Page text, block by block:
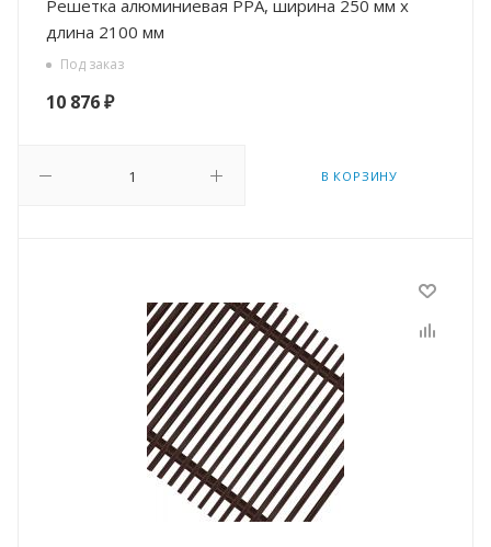
Решетка алюминиевая РРА, ширина 250 мм х
длина 2100 мм
Под заказ
10 876₽
В КОРЗИНУ